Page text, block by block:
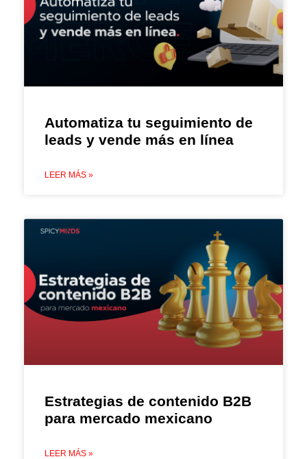
Automatiza tu seguimiento de
leads y vende más en línea
LEER MÁS »
Estrategias de contenido B2B
para mercado mexicano
LEER MÁS »